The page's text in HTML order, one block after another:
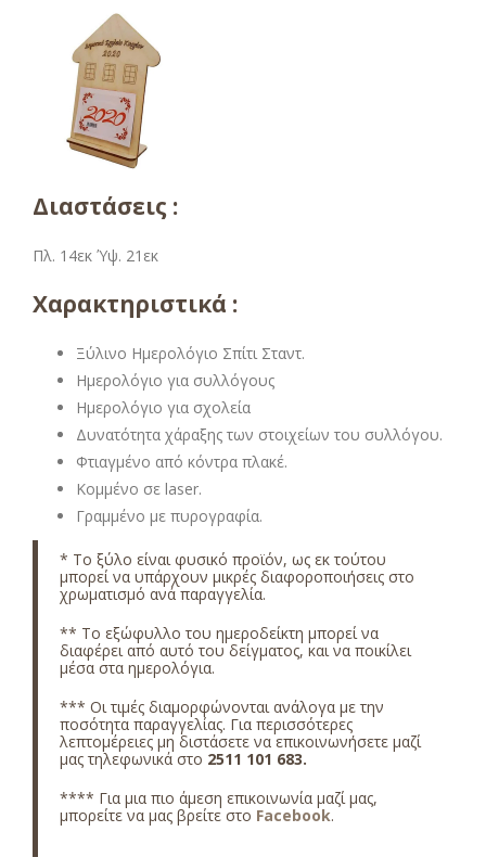
Διαστάσεις :
Πλ. 14εκ Ύψ. 21εκ
Χαρακτηριστικά :
Ξύλινο Ημερολόγιο Σπίτι Σταντ.
Ημερολόγιο για συλλόγους
Ημερολόγιο για σχολεία
Δυνατότητα χάραξης των στοιχείων του συλλόγου.
Φτιαγμένο από κόντρα πλακέ.
Κομμένο σε laser.
Γραμμένο με πυρογραφία.
* Το ξύλο είναι φυσικό προϊόν, ως εκ τούτου
μπορεί να υπάρχουν μικρές διαφοροποιήσεις στο
χρωματισμό ανά παραγγελία.
** Το εξώφυλλο του ημεροδείκτη μπορεί να
διαφέρει από αυτό του δείγματος, και να ποικίλει
μέσα στα ημερολόγια.
*** Οι τιμές διαμορφώνονται ανάλογα με την
ποσότητα παραγγελίας. Για περισσότερες
λεπτομέρειες μη διστάσετε να επικοινωνήσετε μαζί
μας τηλεφωνικά στο 2511 101 683.
**** Για μια πιο άμεση επικοινωνία μαζί μας,
μπορείτε να μας βρείτε στο Facebook.